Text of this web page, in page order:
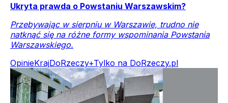
Ukryta prawda o Powstaniu Warszawskim?
Przebywając w sierpniu w Warszawie, trudno nie
natknąć się na różne formy wspominania Powstania
Warszawskiego.
OpinieKrajDoRzeczy+Tylko na DoRzeczy.pl